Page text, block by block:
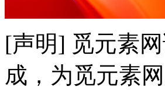
[声明] 觅元素
成，为觅元素